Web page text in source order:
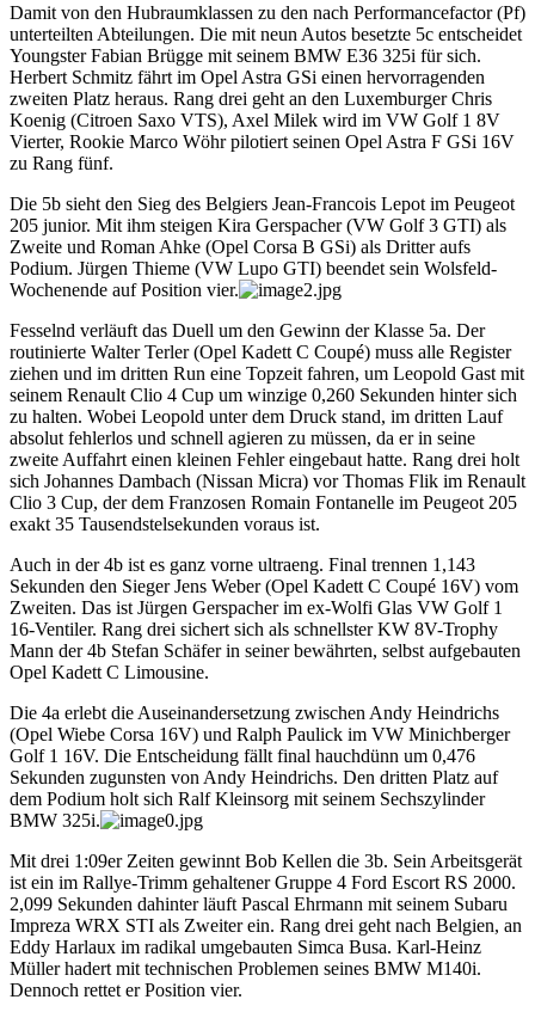
Damit von den Hubraumklassen zu den nach Performancefactor (Pf)
unterteilten Abteilungen. Die mit neun Autos besetzte 5c entscheidet
Youngster Fabian Brügge mit seinem BMW E36 325i für sich.
Herbert Schmitz fährt im Opel Astra GSi einen hervorragenden
zweiten Platz heraus. Rang drei geht an den Luxemburger Chris
Koenig (Citroen Saxo VTS), Axel Milek wird im VW Golf 1 8V
Vierter, Rookie Marco Wöhr pilotiert seinen Opel Astra F GSi 16V
zu Rang fünf.
Die 5b sieht den Sieg des Belgiers Jean-Francois Lepot im Peugeot
205 junior. Mit ihm steigen Kira Gerspacher (VW Golf 3 GTI) als
Zweite und Roman Ahke (Opel Corsa B GSi) als Dritter aufs
Podium. Jürgen Thieme (VW Lupo GTI) beendet sein Wolsfeld-
Wochenende auf Position vier.
Fesselnd verläuft das Duell um den Gewinn der Klasse 5a. Der
routinierte Walter Terler (Opel Kadett C Coupé) muss alle Register
ziehen und im dritten Run eine Topzeit fahren, um Leopold Gast mit
seinem Renault Clio 4 Cup um winzige 0,260 Sekunden hinter sich
zu halten. Wobei Leopold unter dem Druck stand, im dritten Lauf
absolut fehlerlos und schnell agieren zu müssen, da er in seine
zweite Auffahrt einen kleinen Fehler eingebaut hatte. Rang drei holt
sich Johannes Dambach (Nissan Micra) vor Thomas Flik im Renault
Clio 3 Cup, der dem Franzosen Romain Fontanelle im Peugeot 205
exakt 35 Tausendstelsekunden voraus ist.
Auch in der 4b ist es ganz vorne ultraeng. Final trennen 1,143
Sekunden den Sieger Jens Weber (Opel Kadett C Coupé 16V) vom
Zweiten. Das ist Jürgen Gerspacher im ex-Wolfi Glas VW Golf 1
16-Ventiler. Rang drei sichert sich als schnellster KW 8V-Trophy
Mann der 4b Stefan Schäfer in seiner bewährten, selbst aufgebauten
Opel Kadett C Limousine.
Die 4a erlebt die Auseinandersetzung zwischen Andy Heindrichs
(Opel Wiebe Corsa 16V) und Ralph Paulick im VW Minichberger
Golf 1 16V. Die Entscheidung fällt final hauchdünn um 0,476
Sekunden zugunsten von Andy Heindrichs. Den dritten Platz auf
dem Podium holt sich Ralf Kleinsorg mit seinem Sechszylinder
BMW 325i.
Mit drei 1:09er Zeiten gewinnt Bob Kellen die 3b. Sein Arbeitsgerät
ist ein im Rallye-Trimm gehaltener Gruppe 4 Ford Escort RS 2000.
2,099 Sekunden dahinter läuft Pascal Ehrmann mit seinem Subaru
Impreza WRX STI als Zweiter ein. Rang drei geht nach Belgien, an
Eddy Harlaux im radikal umgebauten Simca Busa. Karl-Heinz
Müller hadert mit technischen Problemen seines BMW M140i.
Dennoch rettet er Position vier.